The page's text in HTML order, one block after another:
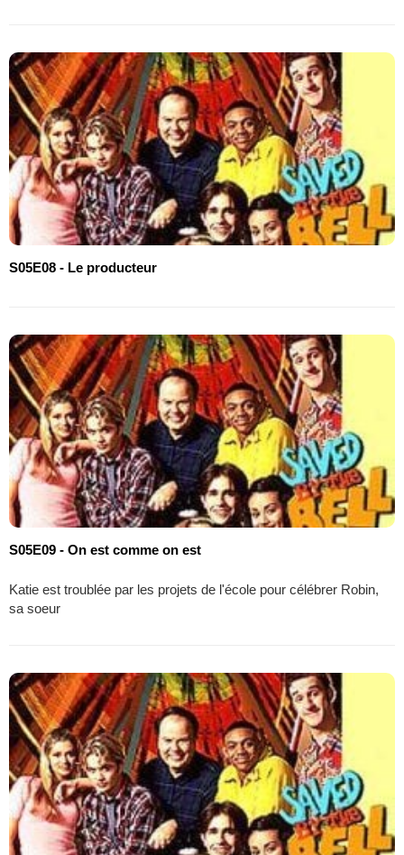
S05E08 - Le producteur
S05E09 - On est comme on est
Katie est troublée par les projets de l'école pour célébrer Robin,
sa soeur